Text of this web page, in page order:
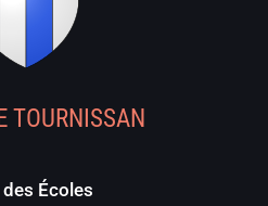
TOURNISSAN
Écoles